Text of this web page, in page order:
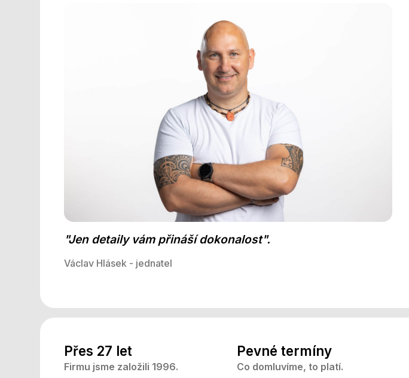
"Jen detaily vám přináší dokonalost".
Václav Hlásek - jednatel
Přes 27 let
Firmu jsme založili 1996.
Pevné termíny
Co domluvíme, to platí.